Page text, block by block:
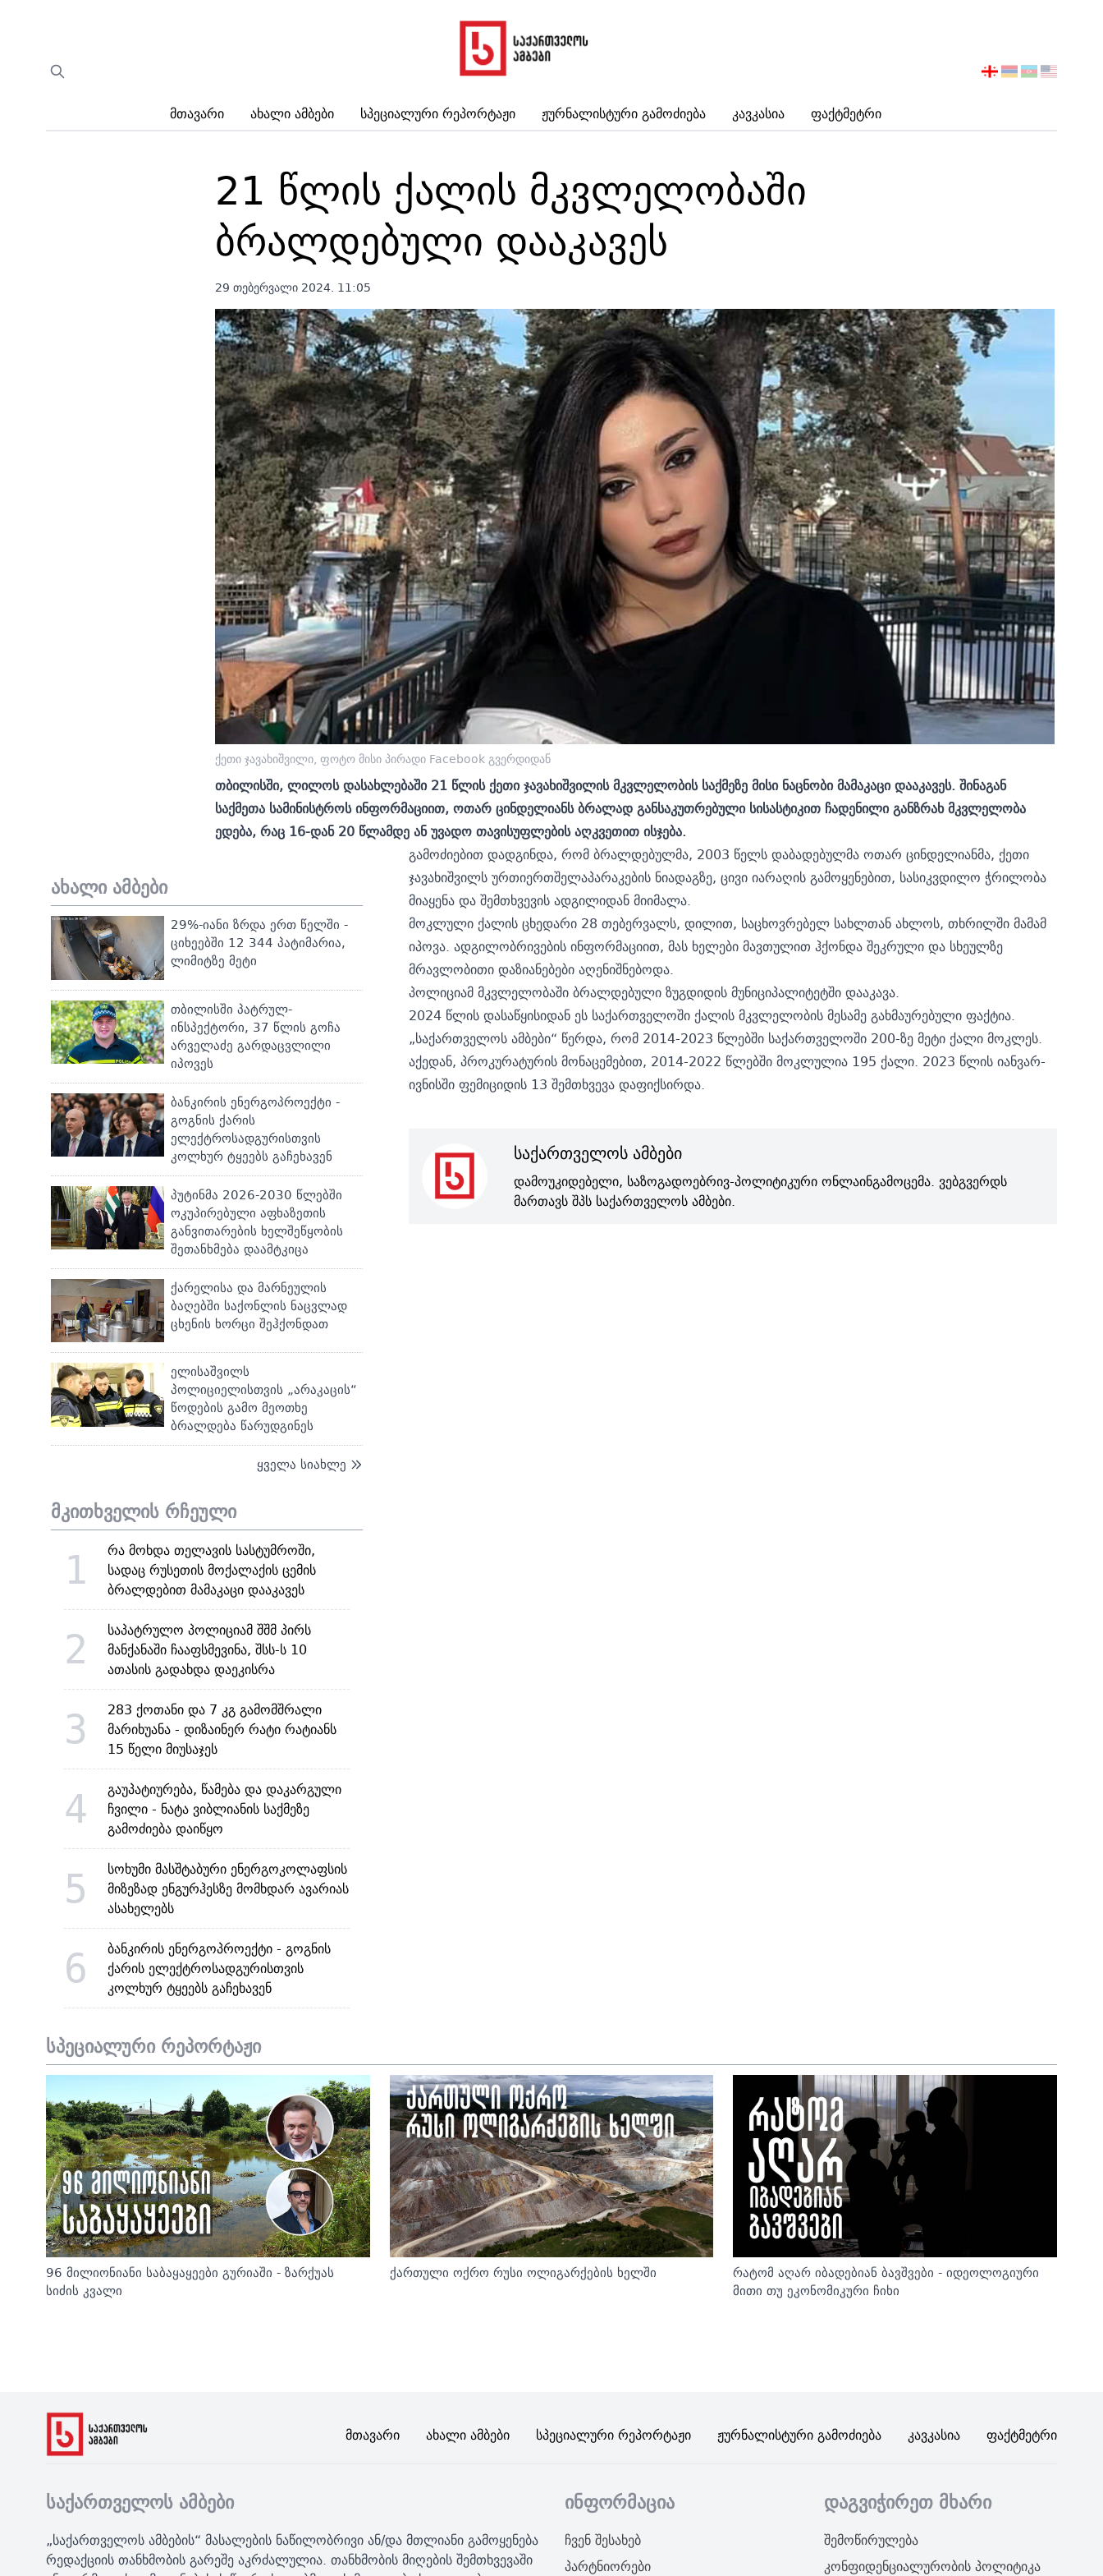
Მთავარი Ახალი Ამბები Სპეციალური Რეპორტაჟი Ჟურნალისტური Გამოძიება Კავკასია Ფაქტმეტრი
აირჩიეთ
21 წლის ქალის მკვლელობაში
ბრალდებული დააკავეს
29 თებერვალი 2024. 11:05
ქეთი ჯავახიშვილი, ფოტო მისი პირადი Facebook გვერდიდან
თბილისში, ლილოს დასახლებაში 21 წლის ქეთი ჯავახიშვილის მკვლელობის საქმეზე მისი ნაცნობიმამაკაცი დააკავეს. შინაგან
საქმეთა სამინისტროს ინფორმაციით, ოთარ ცინდელიანს ბრალად განსაკუთრებული სისასტიკით ჩადენილი განზრახ მკვლელობა
ედება, რაც 16-დან 20 წლამდე ან უვადო თავისუფლების აღკვეთით ისჯება.
ახალი ამბები
29%-იანი ზრდა ერთ წელში -
ციხეებში 12 344 პატიმარია,
ლიმიტზე მეტი
თბილისში პატრულ-
ინსპექტორი, 37 წლის გოჩა
არველაძე გარდაცვლილი
იპოვეს
ბანკირის ენერგოპროექტი -
გოგნის ქარის
ელექტროსადგურისთვის
კოლხურ ტყეებს გაჩეხავენ
პუტინმა 2026-2030 წლებში
ოკუპირებული აფხაზეთის
განვითარების ხელშეწყობის
შეთანხმება დაამტკიცა
ქარელისა და მარნეულის
ბაღებში საქონლის ნაცვლად
ცხენის ხორცი შეჰქონდათ
ელისაშვილს
პოლიციელისთვის „არაკაცის“
წოდების გამო მეოთხე
ბრალდება წარუდგინეს
ყველა სიახლე
მკითხველის რჩეული
1
რა მოხდა თელავის სასტუმროში,
სადაც რუსეთის მოქალაქის ცემის
ბრალდებით მამაკაცი დააკავეს
2
საპატრულო პოლიციამ შშმ პირს
მანქანაში ჩააფსმევინა, შსს-ს 10
ათასის გადახდა დაეკისრა
3
283 ქოთანი და 7 კგ გამომშრალი
მარიხუანა - დიზაინერ რატი რატიანს
15 წელი მიუსაჯეს
4
გაუპატიურება, წამება და დაკარგული
ჩვილი - ნატა ვიბლიანის საქმეზე
გამოძიება დაიწყო
5
სოხუმი მასშტაბური ენერგოკოლაფსის
მიზეზად ენგურჰესზე მომხდარ ავარიას
ასახელებს
6
ბანკირის ენერგოპროექტი - გოგნის
ქარის ელექტროსადგურისთვის
კოლხურ ტყეებს გაჩეხავენ
გამოძიებით დადგინდა, რომ ბრალდებულმა, 2003 წელს დაბადებულმა ოთარ ცინდელიანმა, ქეთი
ჯავახიშვილს ურთიერთშელაპარაკების ნიადაგზე, ცივი იარაღის გამოყენებით, სასიკვდილო ჭრილობა
მიაყენა და შემთხვევის ადგილიდან მიიმალა.
მოკლული ქალის ცხედარი 28 თებერვალს, დილით, საცხოვრებელ სახლთან ახლოს, თხრილში მამამ
იპოვა. ადგილობრივების ინფორმაციით, მას ხელები მავთულით ჰქონდა შეკრული და სხეულზე
მრავლობითი დაზიანებები აღენიშნებოდა.
პოლიციამ მკვლელობაში ბრალდებული ზუგდიდის მუნიციპალიტეტში დააკავა.
2024 წლის დასაწყისიდან ეს საქართველოში ქალის მკვლელობის მესამე გახმაურებული ფაქტია.
„საქართველოს ამბები“ წერდა, რომ 2014-2023 წლებში საქართველოში 200-ზე მეტი ქალი მოკლეს.
აქედან, პროკურატურის მონაცემებით, 2014-2022 წლებში მოკლულია 195 ქალი. 2023 წლის იანვარ-
ივნისში ფემიციდის 13 შემთხვევა დაფიქსირდა.
საქართველოს ამბები
დამოუკიდებელი, საზოგადოებრივ-პოლიტიკური ონლაინგამოცემა. ვებგვერდს
მართავს შპს საქართველოს ამბები.
სპეციალური რეპორტაჟი
96 მილიონიანი საბაყაყეები გურიაში - ზარქუას
სიძის კვალი
ქართული ოქრო რუსი ოლიგარქების ხელში
რატომ აღარ იბადებიან ბავშვები - იდეოლოგიური
მითი თუ ეკონომიკური ჩიხი
Მთავარი Ახალი Ამბები Სპეციალური Რეპორტაჟი Ჟურნალისტური Გამოძიება Კავკასია Ფაქტმეტრი
საქართველოს ამბები
„საქართველოს ამბების“ მასალების ნაწილობრივი ან/და მთლიანი გამოყენება
რედაქციის თანხმობის გარეშე აკრძალულია. თანხმობის მიღების შემთხვევაში
ინფორმაცია
ჩვენ შესახებ
პარტნიორები
დაგვიჭირეთ მხარი
შემოწირულება
კონფიდენციალურობის პოლიტიკა